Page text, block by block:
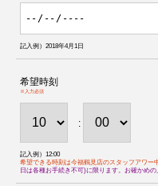
記入例）2018年4月1日
希望時刻
※入力必須
:
記入例）12:00
希望できる時刻は今福鶴見店のスタッフアワー
日は各種お手続き不可)に限ります。お確かめの